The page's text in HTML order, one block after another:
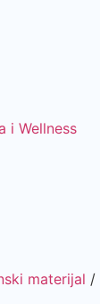
i Wellness
materijal /